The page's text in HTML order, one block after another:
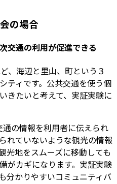
の場合
交通の利用が促進できる
、海辺と里山、町という３
ティです。公共交通を使う個
きたいと考えて、実証実験に
の情報を利用者に伝えられ
れていないような観光の情報
光地をスムーズに移動しても
がカギになります。実証実験
分かりやすいコミュニティバ